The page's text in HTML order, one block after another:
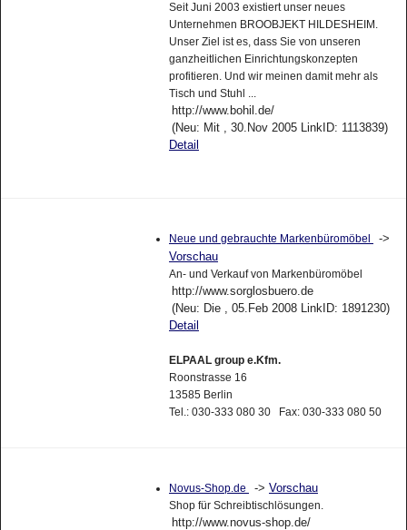
Seit Juni 2003 existiert unser neues
Unternehmen BROOBJEKT HILDESHEIM.
Unser Ziel ist es, dass Sie von unseren
ganzheitlichen Einrichtungskonzepten
profitieren. Und wir meinen damit mehr als
Tisch und Stuhl ...
http://www.bohil.de/
(Neu: Mit , 30.Nov 2005 LinkID: 1113839)
Detail
Neue und gebrauchte Markenbüromöbel
->
Vorschau
An- und Verkauf von Markenbüromöbel
http://www.sorglosbuero.de
(Neu: Die , 05.Feb 2008 LinkID: 1891230)
Detail
ELPAAL group e.Kfm.
Roonstrasse 16
13585 Berlin
Tel.: 030-333 080 30 Fax: 030-333 080 50
Novus-Shop.de -> Vorschau
Shop für Schreibtischlösungen.
http://www.novus-shop.de/